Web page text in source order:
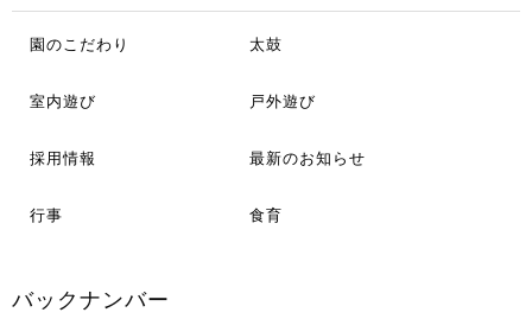
園のこだわり 太鼓
室内遊び 戸外遊び
採用情報 最新のお知らせ
行事 食育
バックナンバー